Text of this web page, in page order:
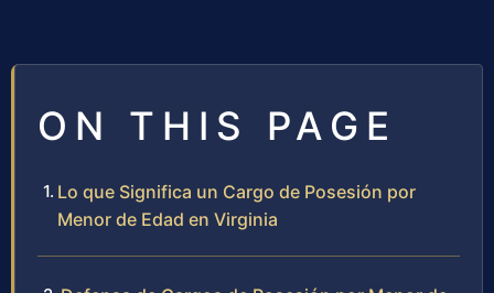
ON THIS PAGE
Lo que Significa un Cargo de Posesión por
Menor de Edad en Virginia